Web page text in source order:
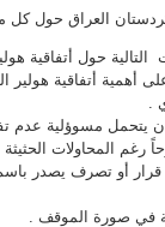
العراق حول كل
حول أتفاقية
أهمية أتفاقية
.
مسوؤلية عدم تفعيل
وروحاً رغم المحاولات
أو تصرف يصدر باسم